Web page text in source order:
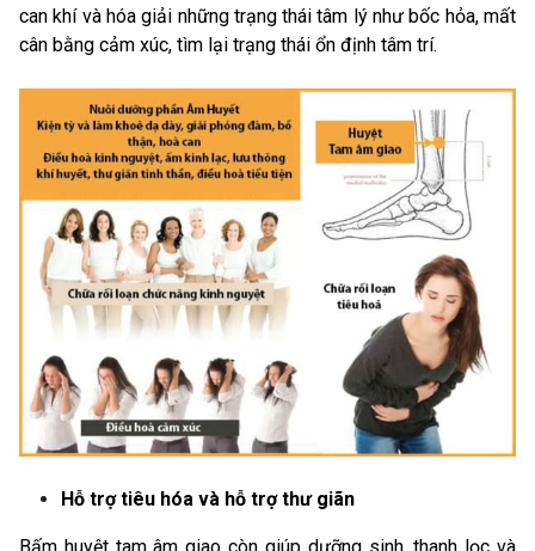
can khí và hóa giải những trạng thái tâm lý như bốc hỏa, mất
cân bằng cảm xúc, tìm lại trạng thái ổn định tâm trí.
Hỗ trợ tiêu hóa và hỗ trợ thư giãn